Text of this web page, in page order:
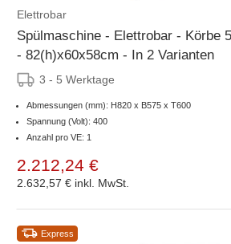
Elettrobar
Spülmaschine - Elettrobar - Körbe
- 82(h)x60x58cm - In 2 Varianten
3 - 5 Werktage
Abmessungen (mm): H820 x B575 x T600
Spannung (Volt): 400
Anzahl pro VE: 1
2.212,24 €
2.632,57 € inkl. MwSt.
Express